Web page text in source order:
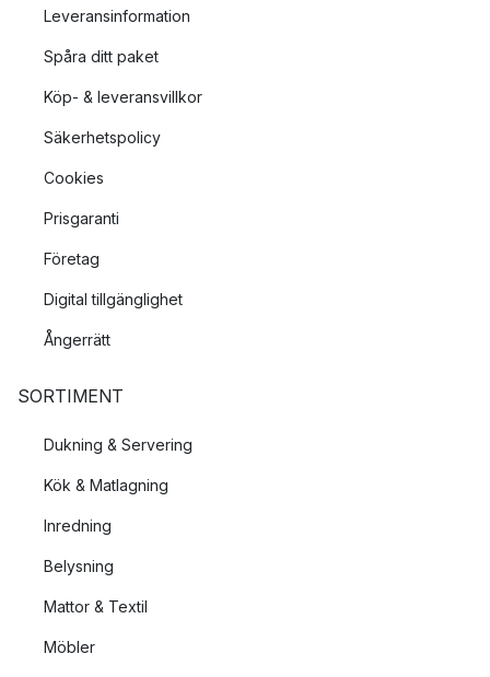
Leveransinformation
Spåra ditt paket
Köp- & leveransvillkor
Säkerhetspolicy
Cookies
Prisgaranti
Företag
Digital tillgänglighet
Ångerrätt
SORTIMENT
Dukning & Servering
Kök & Matlagning
Inredning
Belysning
Mattor & Textil
Möbler